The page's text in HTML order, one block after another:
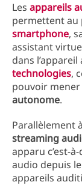
Les appareils
permettent au
smartphone,
assistant
dans
technologies,
pouvoir
autonome.
Parallèlement
streaming
apparu c’est-
audio depuis
appareils